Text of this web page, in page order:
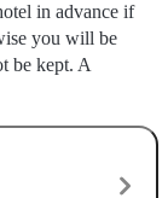
in advance if
you will be
be kept. A